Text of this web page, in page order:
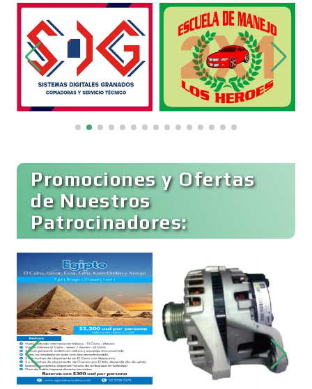
Clínicas de Belleza
Clínicas de Rehabilitación
Clínicas y Hospitales
Clubes Deportivos
Cocinas Integrales
Combustibles y Lubricantes
Compresores de aire
Computadoras
Promociones y Ofertas
de Nuestros
Patrocinadores: